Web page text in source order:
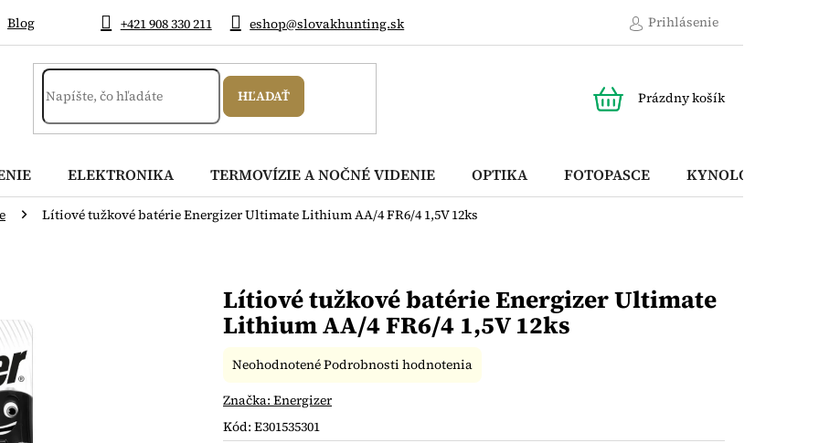
+421 908 330 211 eshop@slovakhunting.sk
Blog Prihlásenie
HĽADAŤ
KOŠÍK
Prázdny košík
ELEKTRONIKA TERMOVÍZIE A NOČNÉ VIDENIE OPTIKA FOTOPASCE KYNOLOGICKÉ
Lítiové tužkové batérie Energizer Ultimate Lithium AA/4 FR6/4 1,5V 12ks
Lítiové tužkové batérie Energizer Ultimate
Lithium AA/4 FR6/4 1,5V 12ks
Kód: E301535301
Priemerné
produktu
0,0
NeohodnotenéPodrobnosti hodnotenia
Značka: Energizer